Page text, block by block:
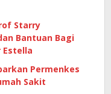
Starry
Bantuan Bagi
Estella
Permenkes
Sakit